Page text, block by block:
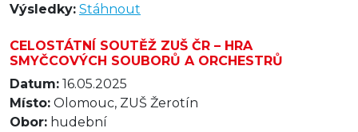
Výsledky: Stáhnout
CELOSTÁTNÍ SOUTĚŽ ZUŠ ČR – HRA
SMYČCOVÝCH SOUBORŮ A ORCHESTRŮ
Datum: 16.05.2025
Místo: Olomouc, ZUŠ Žerotín
Obor: hudební